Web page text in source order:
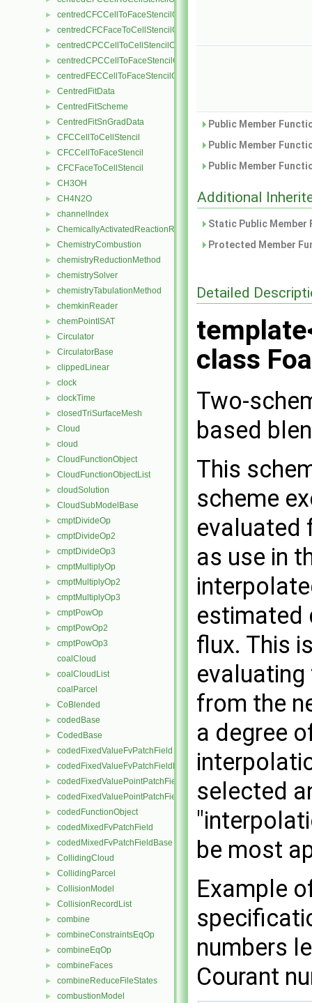
► centredCFCCellToFaceStencilObject
► centredCFCFaceToCellStencilObject
► centredCPCCellToCellStencilObject
► centredCPCCellToFaceStencilObject
► centredFECCellToFaceStencilObject
► CentredFitData
► CentredFitScheme
► CentredFitSnGradData
► CFCCellToCellStencil
► CFCCellToFaceStencil
► CFCFaceToCellStencil
► CH3OH
► CH4N2O
► channelIndex
► ChemicallyActivatedReactionRate
► ChemistryCombustion
► chemistryReductionMethod
► chemistrySolver
► chemistryTabulationMethod
► chemkinReader
► chemPointISAT
► Circulator
► CirculatorBase
► clippedLinear
► clock
► clockTime
► closedTriSurfaceMesh
► Cloud
► cloud
► CloudFunctionObject
► CloudFunctionObjectList
► cloudSolution
► CloudSubModelBase
► cmptDivideOp
► cmptDivideOp2
► cmptDivideOp3
► cmptMultiplyOp
► cmptMultiplyOp2
► cmptMultiplyOp3
► cmptPowOp
► cmptPowOp2
►
cmptPowOp3
coalCloud
►
coalCloudList
coalParcel
► CoBlended
► codedBase
► CodedBase
► codedFixedValueFvPatchField
► codedFixedValueFvPatchFieldBase
► codedFixedValuePointPatchField
► codedFixedValuePointPatchFieldBase
► codedFunctionObject
► codedMixedFvPatchField
► codedMixedFvPatchFieldBase
► CollidingCloud
► CollidingParcel
► CollisionModel
► CollisionRecordList
► combine
► combineConstraintsEqOp
► combineEqOp
► combineFaces
► combineReduceFileStates
► combustionModel
Public Member
Public Member
Public Member
Additional
Static Public
Protected Member
Detailed
class
Two-
based
This
scheme
evaluated
as use in
estimated
flux. This
from the
a degree
selected
be most
Example
numbers
Courant